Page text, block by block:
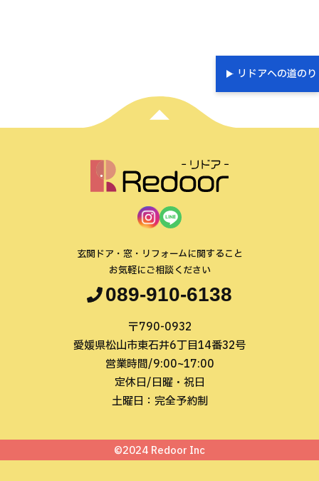
リドアへの道のり
玄関ドア・窓・リフォームに関すること
お気軽にご相談ください
089-910-6138
〒790-0932
愛媛県松山市東石井6丁目14番32号
営業時間/9:00~17:00
定休日/日曜・祝日
土曜日：完全予約制
©2024 Redoor Inc